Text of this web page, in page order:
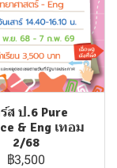
ส ป.6 Pure
& Eng เทอม
2/68
฿3,500